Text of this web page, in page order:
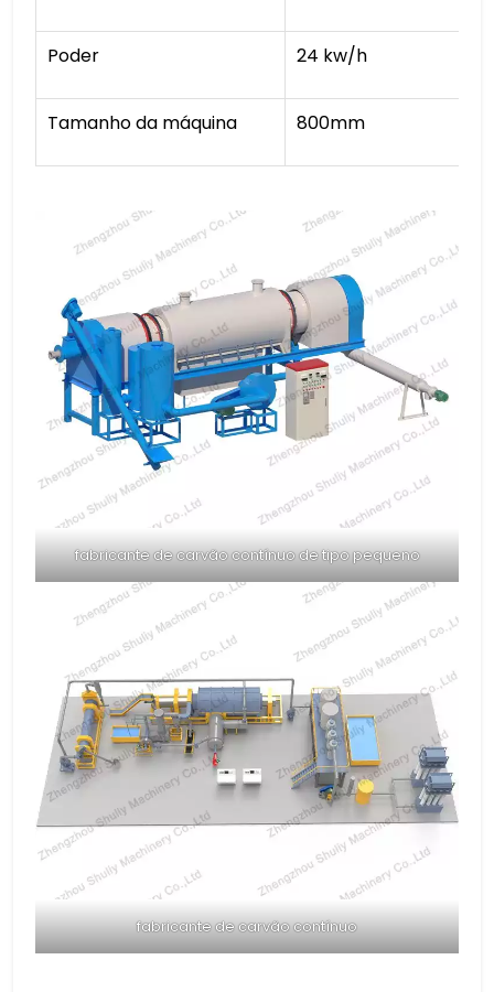
Poder 24 kw/h
Tamanho da máquina 800mm
fabricante de carvão contínuo de tipo pequeno
fabricante de carvão contínuo